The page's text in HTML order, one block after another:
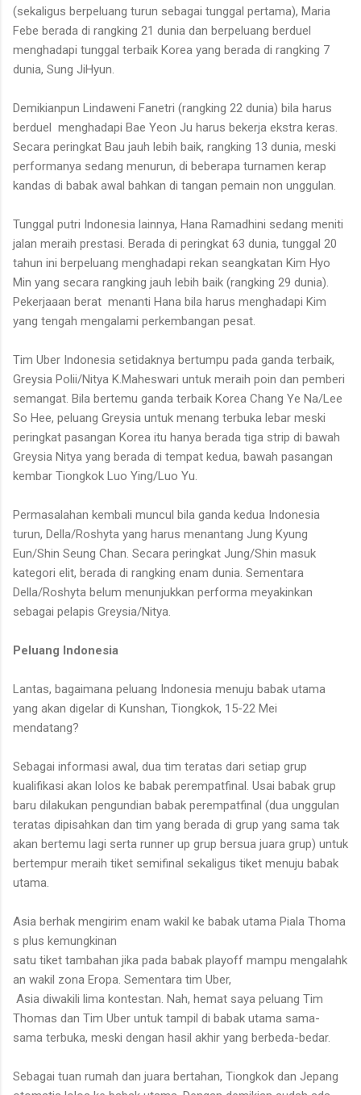
(sekaligus berpeluang turun sebagai tunggal pertama), Maria
Febe berada di rangking 21 dunia dan berpeluang berduel
menghadapi tunggal terbaik Korea yang berada di rangking 7
dunia, Sung JiHyun.
Demikianpun Lindaweni Fanetri (rangking 22 dunia) bila harus
berduel menghadapi Bae Yeon Ju harus bekerja ekstra keras.
Secara peringkat Bau jauh lebih baik, rangking 13 dunia, meski
performanya sedang menurun, di beberapa turnamen kerap
kandas di babak awal bahkan di tangan pemain non unggulan.
Tunggal putri Indonesia lainnya, Hana Ramadhini sedang meniti
jalan meraih prestasi. Berada di peringkat 63 dunia, tunggal 20
tahun ini berpeluang menghadapi rekan seangkatan Kim Hyo
Min yang secara rangking jauh lebih baik (rangking 29 dunia).
Pekerjaaan berat menanti Hana bila harus menghadapi Kim
yang tengah mengalami perkembangan pesat.
Tim Uber Indonesia setidaknya bertumpu pada ganda terbaik,
Greysia Polii/Nitya K.Maheswari untuk meraih poin dan pemberi
semangat. Bila bertemu ganda terbaik Korea Chang Ye Na/Lee
So Hee, peluang Greysia untuk menang terbuka lebar meski
peringkat pasangan Korea itu hanya berada tiga strip di bawah
Greysia Nitya yang berada di tempat kedua, bawah pasangan
kembar Tiongkok Luo Ying/Luo Yu.
Permasalahan kembali muncul bila ganda kedua Indonesia
turun, Della/Roshyta yang harus menantang Jung Kyung
Eun/Shin Seung Chan. Secara peringkat Jung/Shin masuk
kategori elit, berada di rangking enam dunia. Sementara
Della/Roshyta belum menunjukkan performa meyakinkan
sebagai pelapis Greysia/Nitya.
Peluang Indonesia
Lantas, bagaimana peluang Indonesia menuju babak utama
yang akan digelar di Kunshan, Tiongkok, 15-22 Mei
mendatang?
Sebagai informasi awal, dua tim teratas dari setiap grup
kualifikasi akan lolos ke babak perempatfinal. Usai babak grup
baru dilakukan pengundian babak perempatfinal (dua unggulan
teratas dipisahkan dan tim yang berada di grup yang sama tak
akan bertemu lagi serta runner up grup bersua juara grup) untuk
bertempur meraih tiket semifinal sekaligus tiket menuju babak
utama.
Asia berhak mengirim enam wakil ke babak utama Piala Thoma
s plus kemungkinan
satu tiket tambahan jika pada babak playoff mampu mengalahk
an wakil zona Eropa. Sementara tim Uber,
Asia diwakili lima kontestan. Nah, hemat saya peluang Tim
Thomas dan Tim Uber untuk tampil di babak utama sama-
sama terbuka, meski dengan hasil akhir yang berbeda-bedar.
Sebagai tuan rumah dan juara bertahan, Tiongkok dan Jepang